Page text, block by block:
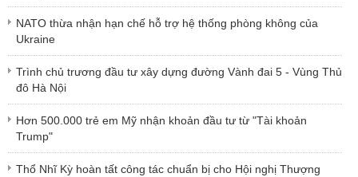
NATO thừa nhận hạn chế hỗ trợ hệ thống phòng không của
Ukraine
Trình chủ trương đầu tư xây dựng đường Vành đai 5 - Vùng Thủ
đô Hà Nội
Hơn 500.000 trẻ em Mỹ nhận khoản đầu tư từ "Tài khoản
Trump"
Thổ Nhĩ Kỳ hoàn tất công tác chuẩn bị cho Hội nghị Thượng